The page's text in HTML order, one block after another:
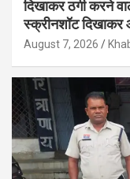
दिखाकर ठगी करने
स्क्रीनशॉट दिखाकर
August 7, 2026